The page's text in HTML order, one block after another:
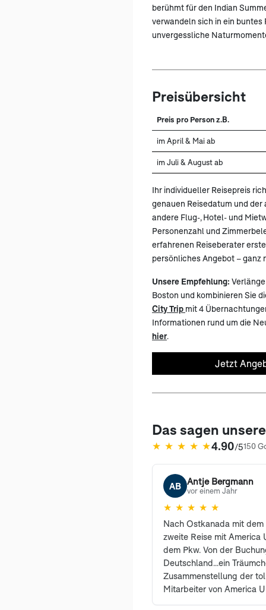
berühmt für den Indian
verwandeln sich in ein buntes
unvergessliche
Preisübersicht
Preis pro Person z.B.
im April & Mai ab
im Juli & August ab
Ihr individueller Reisepreis
genauen Reisedatum und
andere Flug-, Hotel- und
Personenzahl und
erfahrenen Reiseberater
persönliches Angebot – ganz
Unsere Empfehlung:
Boston und kombinieren Sie
City Trip mit 4
Informationen rund um die
hier.
Jetzt
Das sagen
★ ★ ★ ★ ★4.90/5150
(öffnet in neuem Tab)
AB Antje Bergmann
vor einem Jahr
★ ★ ★ ★ ★
Nach Ostkanada mit
zweite Reise mit America
dem Pkw. Von der
Deutschland...ein
Zusammenstellung der
Mitarbeiter von America